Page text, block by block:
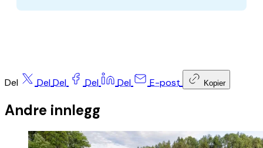
Del DelDel Del Del E-post Kopier
Andre innlegg